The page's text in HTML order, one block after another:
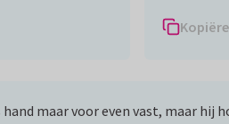
maar voor even vast, maar hij